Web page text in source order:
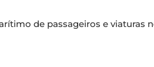
de passageiros e viaturas